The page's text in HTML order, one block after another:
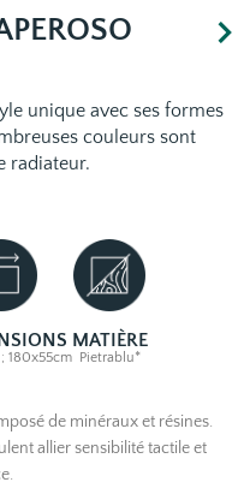
unique avec ses formes
couleurs sont
radiateur.
180x55cm
MATIÈRE
Pietrablu*
de minéraux et résines.
allier sensibilité tactile et